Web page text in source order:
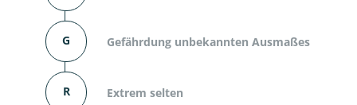
G Gefährdung unbekannten Ausmaßes
R Extrem selten